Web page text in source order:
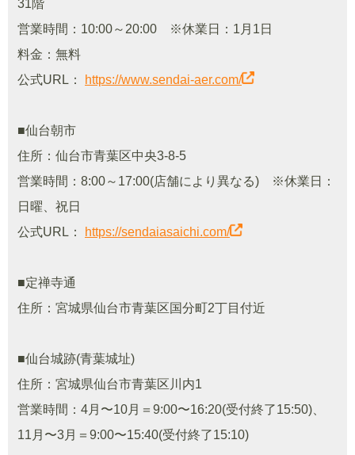
31階
営業時間：10:00～20:00 ※休業日：1月1日
料金：無料
公式URL：
https://www.sendai-aer.com/
■仙台朝市
住所：仙台市青葉区中央3-8-5
営業時間：8:00～17:00(店舗により異なる) ※休業日：
日曜、祝日
公式URL：
https://sendaiasaichi.com/
■定禅寺通
住所：宮城県仙台市青葉区国分町2丁目付近
■仙台城跡(青葉城址)
住所：宮城県仙台市青葉区川内1
営業時間：4月〜10月＝9:00〜16:20(受付終了15:50)、
11月〜3月＝9:00〜15:40(受付終了15:10)